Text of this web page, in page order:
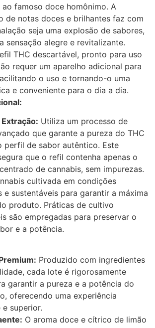
ao famoso doce homônimo. A
de notas doces e brilhantes faz com
seja uma explosão de sabores,
sensação alegre e revitalizante.
THC descartável, pronto para uso
requer um aparelho adicional para
o uso e tornando-o uma
e conveniente para o dia a dia.
Utiliza um processo de
que garante a pureza do THC
perfil de sabor autêntico. Este
que o refil contenha apenas o
de cannabis, sem impurezas.
cultivada em condições
e sustentáveis para garantir a máxima
produto. Práticas de cultivo
são empregadas para preservar o
e a potência.
Produzido com ingredientes
cada lote é rigorosamente
garantir a pureza e a potência do
oferecendo uma experiência
superior.
O aroma doce e cítrico de limão